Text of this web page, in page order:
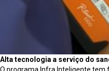
Alta tecnologia a serviço do